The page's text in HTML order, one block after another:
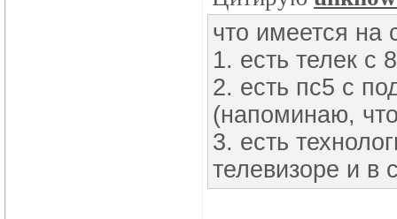
что имеется на
1. есть телек с
2. есть пс5 с
(напоминаю,
3. есть
телевизоре и в